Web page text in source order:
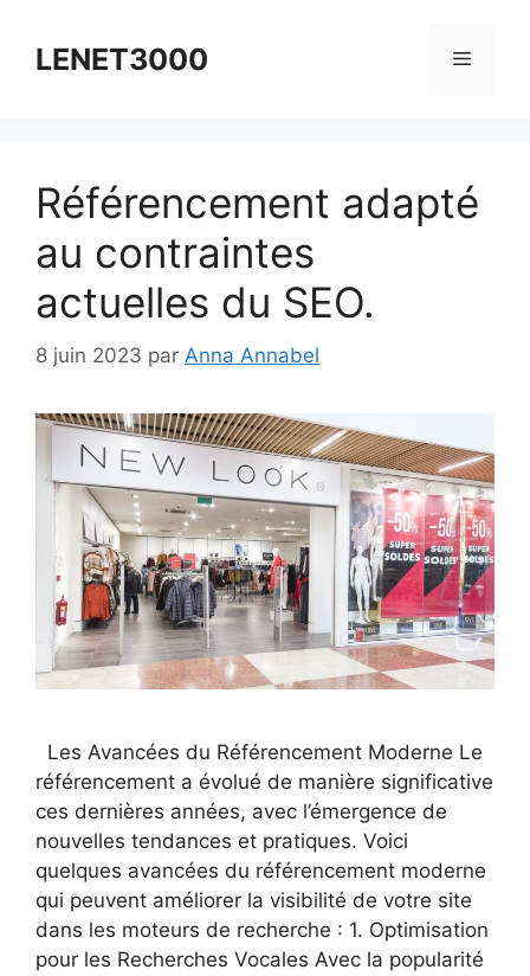
contenuLENET3000 Menu
Référencement adapté
au contraintes
actuelles du SEO.
8 juin 2023 par Anna Annabel
Les Avancées du Référencement Moderne Le
référencement a évolué de manière significative
ces dernières années, avec l’émergence de
nouvelles tendances et pratiques. Voici
quelques avancées du référencement moderne
qui peuvent améliorer la visibilité de votre site
dans les moteurs de recherche : 1. Optimisation
pour les Recherches Vocales Avec la popularité